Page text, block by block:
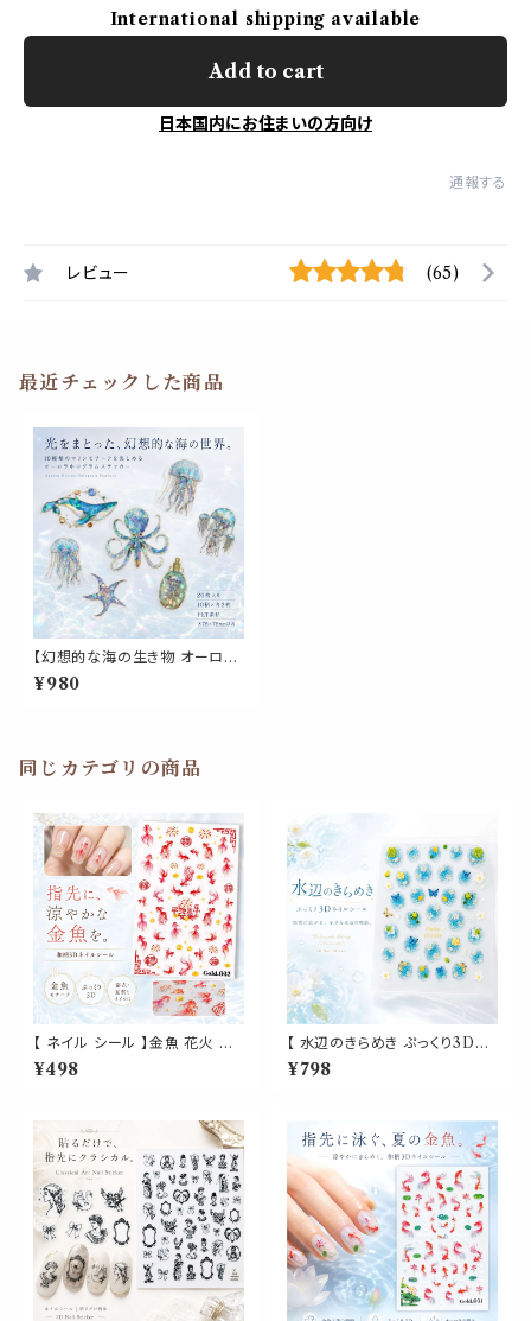
International shipping available
Add to cart
日本国内にお住まいの方向け
通報する
レビュー (65)
最近チェックした商品
【幻想的な海の生き物 オーロラ
マリン ホログラムステッカー 】2
0枚セット 10種類×各2枚 シール
スマホケース パソコン タブレッ
ト ラッピング おしゃれ 海モチー
¥980
同じカテゴリの商品
【 ネイル シール 】金魚 花火 福
文字 和風 3D 立体 オーロラ 水
彩風 レッド ゴールド 浴衣 夏祭
¥498
【 水辺のきらめき ぷっくり3Dネ
イルシール 】水面 波紋 立体 カ
エル 蝶 花 アヒル 夏ネイル 涼し
¥798